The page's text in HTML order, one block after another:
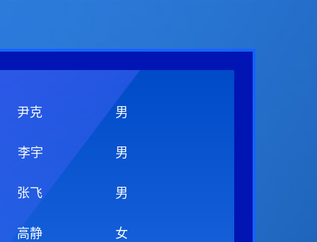
尹克 男
李宇 男
张飞 男
高静 女